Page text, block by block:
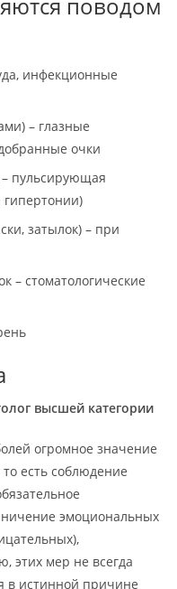
инфекционные
– глазные
очки
– пульсирующая
гипертонии)
затылок) – при
– стоматологические
высшей категории
огромное значение
есть соблюдение
эмоциональных
этих мер не всегда
в истинной причине